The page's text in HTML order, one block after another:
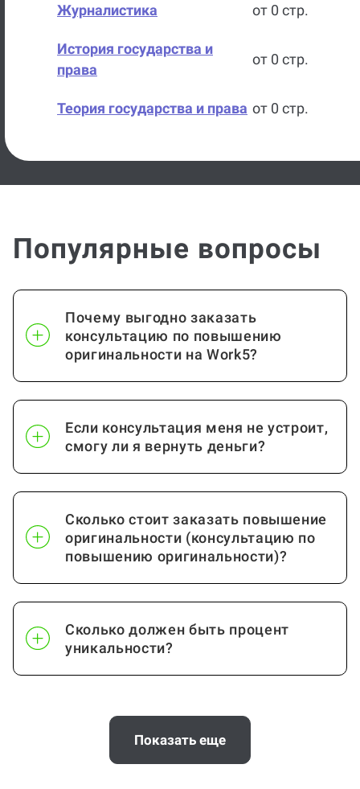
Журналистика от 0 стр.
История государства и
права
от 0 стр.
Теория государства и права от 0 стр.
Богословие от 0 стр.
Международные
Международные
отношения
от 0 стр.
Методика преподавания
иностранных языков
Дошкольная педагогика от 0 стр.
Популярные вопросы
Почему выгодно заказать
консультацию по повышению
оригинальности на Work5?
Если консультация меня не устроит,
смогу ли я вернуть деньги?
Сколько стоит заказать повышение
оригинальности (консультацию по
повышению оригинальности)?
Сколько должен быть процент
уникальности?
Почему антиплагиат показывает
сгенерированный текст?
Показать еще